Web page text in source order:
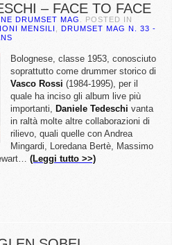
– FACE TO FACE
DRUMSET MAG
. POSTED IN
MENSILI
DRUMSET MAG N. 33 -
Bolognese, classe 1953, conosciuto
soprattutto come drummer storico di
Vasco Rossi (1984-1995), per il
quale ha inciso gli album live più
importanti, Daniele Tedeschi vanta
in raltà molte altre collaborazioni di
rilievo, quali quelle con Andrea
Mingardi, Loredana Bertè, Massimo
(Leggi tutto >>)